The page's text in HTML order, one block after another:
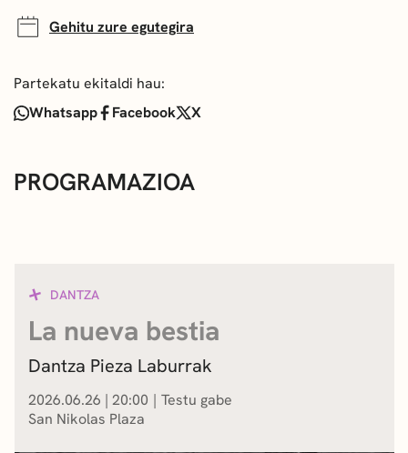
Gehitu zure egutegira
Partekatu ekitaldi hau:
Whatsapp
Facebook X
PROGRAMAZIOA
DANTZA
La nueva bestia
Dantza Pieza Laburrak
2026.06.26 | 20:00
Testu gabe
San Nikolas Plaza